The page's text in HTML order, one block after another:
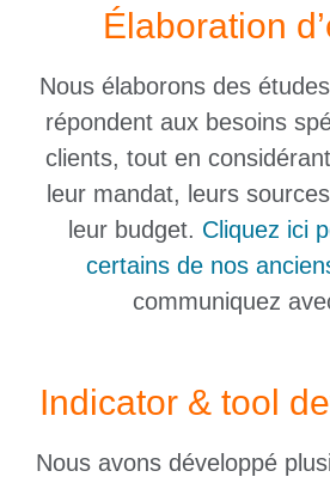
Élaboration
Nous élaborons des
répondent aux besoins
clients, tout en
leur mandat, leurs
leur budget. Cliquez ici
certains de nos
communiquez
Indicator & tool
Nous avons développé